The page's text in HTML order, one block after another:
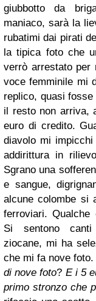
giubbotto da
maniaco, sarà la
rubatimi dai pirati
la tipica foto che
verrò arrestato per
voce femminile mi
replico, quasi
il resto non arriva,
euro di credito.
diavolo mi
addirittura in
Sgrano una
e sangue,
alcune colombe si
ferroviari. Qualche
Si sentono canti
ziocane, mi ha
che mi fa nove foto.
di nove foto? E i 5
primo stronzo che